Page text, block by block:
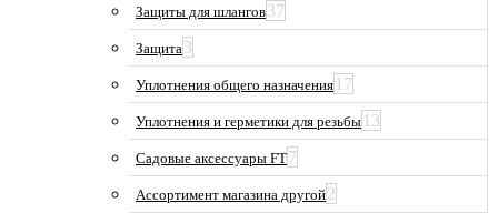
Защиты для шлангов37
Защита3
Уплотнения общего назначения 17
Уплотнения и герметики для резьбы 13
Садовые аксессуары FT7
Ассортимент магазина другой2